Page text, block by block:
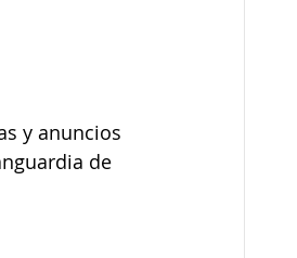
y anuncios
de